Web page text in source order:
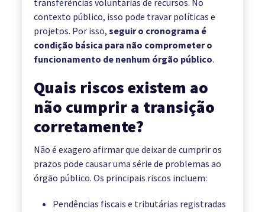
transferências voluntárias de recursos. No
contexto público, isso pode travar políticas e
projetos. Por isso, seguir o cronograma é
condição básica para não comprometer o
funcionamento de nenhum órgão público.
Quais riscos existem ao
não cumprir a transição
corretamente?
Não é exagero afirmar que deixar de cumprir os
prazos pode causar uma série de problemas ao
órgão público. Os principais riscos incluem:
Pendências fiscais e tributárias registradas